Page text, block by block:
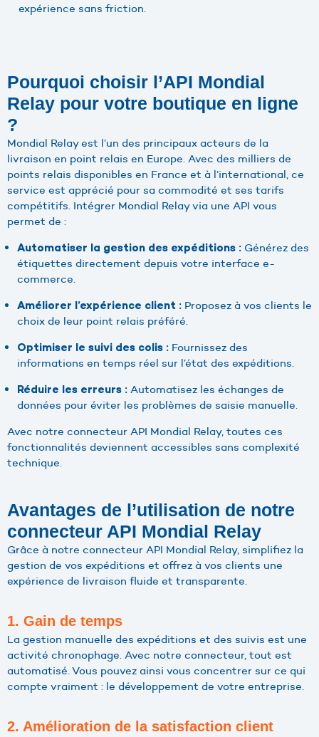
expérience sans friction.
Pourquoi choisir l’API Mondial
Relay pour votre boutique en ligne
?
Mondial Relay est l’un des principaux acteurs de la
livraison en point relais en Europe. Avec des milliers de
points relais disponibles en France et à l’international, ce
service est apprécié pour sa commodité et ses tarifs
compétitifs. Intégrer Mondial Relay via une API vous
permet de :
Automatiser la gestion des expéditions : Générez des
étiquettes directement depuis votre interface e-
commerce.
Améliorer l’expérience client : Proposez à vos clients le
choix de leur point relais préféré.
Optimiser le suivi des colis : Fournissez des
informations en temps réel sur l’état des expéditions.
Réduire les erreurs : Automatisez les échanges de
données pour éviter les problèmes de saisie manuelle.
Avec notre connecteur API Mondial Relay, toutes ces
fonctionnalités deviennent accessibles sans complexité
technique.
Avantages de l’utilisation de notre
connecteur API Mondial Relay
Grâce à notre connecteur API Mondial Relay, simplifiez la
gestion de vos expéditions et offrez à vos clients une
expérience de livraison fluide et transparente.
1. Gain de temps
La gestion manuelle des expéditions et des suivis est une
activité chronophage. Avec notre connecteur, tout est
automatisé. Vous pouvez ainsi vous concentrer sur ce qui
compte vraiment : le développement de votre entreprise.
2. Amélioration de la satisfaction client